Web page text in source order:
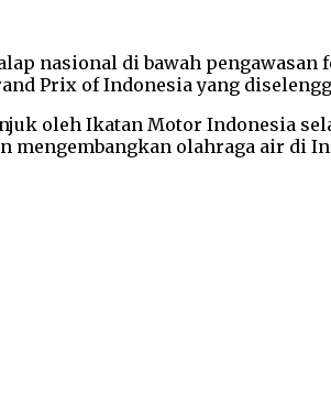
nasional di bawah
Prix of Indonesia yang
oleh Ikatan Motor Indonesia
mengembangkan olahraga air di